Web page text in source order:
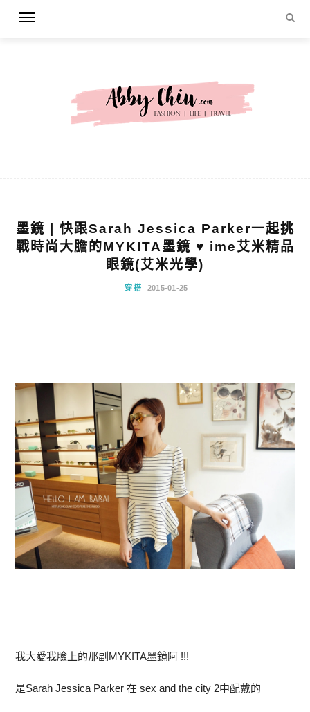
墨鏡 | 快跟Sarah Jessica Parker一起挑
戰時尚大膽的MYKITA墨鏡 ♥ ime艾米精品
眼鏡(艾米光學)
穿搭 2015-01-25
我大愛我臉上的那副MYKITA墨鏡阿 !!!
是Sarah Jessica Parker 在 sex and the city 2中配戴的